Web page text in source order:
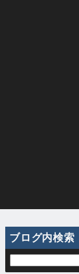
ブログ内検索